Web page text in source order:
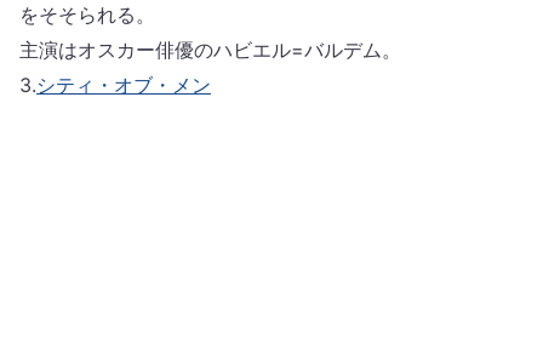
をそそられる。
主演はオスカー俳優のハビエル=バルデム。
3.シティ・オブ・メン